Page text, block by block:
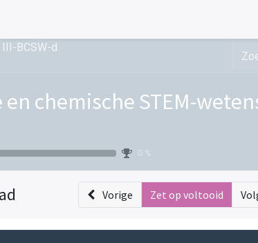
BCSW-d
chemische STEM-
0 %
Vorige Zet op voltooid